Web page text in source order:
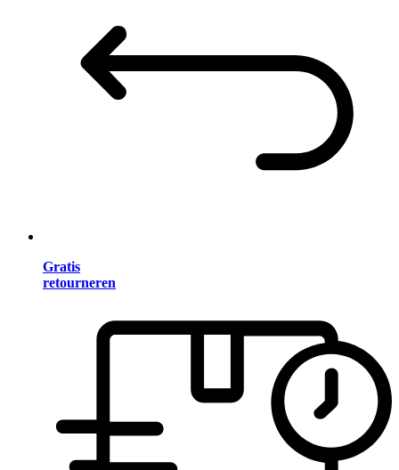
Gratis
retourneren